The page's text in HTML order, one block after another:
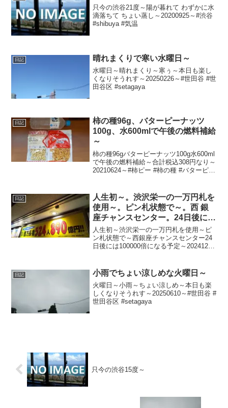
只今の渋谷21度～陽が暮れて わずかに水
滴落ちて ちょい蒸し～20200925～#渋谷
#shibuya #気温
日記 晴れまくりで寒い水曜日～
水曜日～晴れまくり～寒ぅ～本日も楽し
くなりそうれす～20250226～#世田谷 #世
田谷区 #setagaya
日記
柿の種96g、バターピーナッツ
100g、水600mlで午後の燃料補給
～
柿の種96gバターピーナッツ100g水600ml
で午後の燃料補給～合計税込308円なり～
20210624～#柿ピー #柿の種 #バターピー
日記
人生初～。渋沢栄一の一万円札を
使用～。ピン札状態で～。西 銀
座チャンスセンター。24日後には
100000倍になる予定～
人生初～渋沢栄一の一万円札を使用～ピ
ン札状態で～西銀座チャンスセンター24
日後には100000倍になる予定～20241207
日記 小雨でちょい涼しめな火曜日～
火曜日～小雨～ちょい涼しめ～本日も楽
しくなりそうれす～20250610～#世田谷 #
世田谷区 #setagaya
只今の渋谷15度～